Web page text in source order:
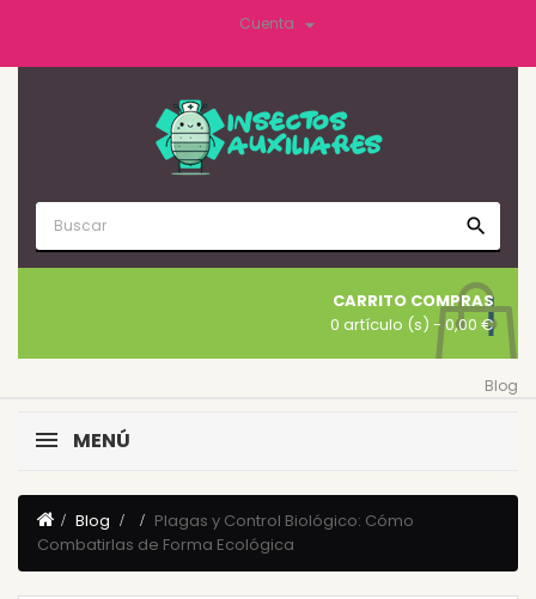
Cuenta 
search
CARRITO COMPRAS
0 artículo (s) - 0,00 €
Blog
MENÚ
Blog
Plagas y Control Biológico: Cómo
Combatirlas de Forma Ecológica